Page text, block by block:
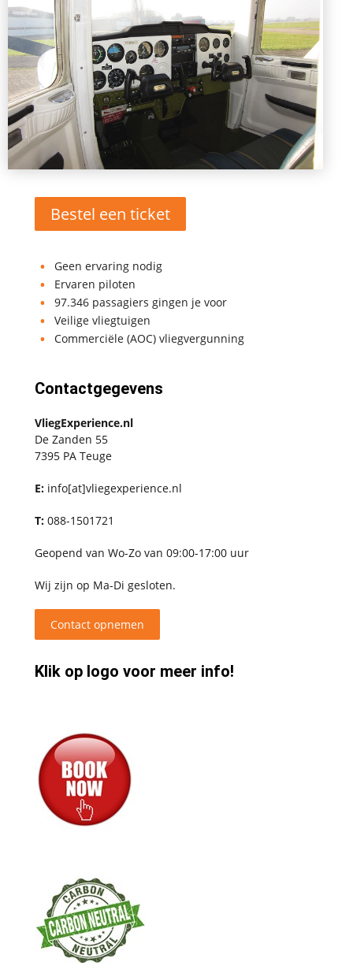
Bestel een ticket
Geen ervaring nodig
Ervaren piloten
97.346 passagiers gingen je voor
Veilige vliegtuigen
Commerciële (AOC) vliegvergunning
Contactgegevens
VliegExperience.nl
De Zanden 55
7395 PA Teuge
E: info[at]vliegexperience.nl
T: 088-1501721
Geopend van Wo-Zo van 09:00-17:00 uur
Wij zijn op Ma-Di gesloten.
Contact opnemen
Klik op logo voor meer info!